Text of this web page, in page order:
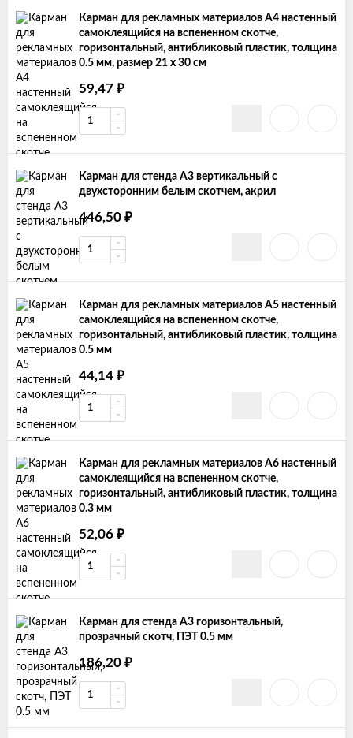
Карман для рекламных материалов А4 настенный
самоклеящийся на вспененном скотче,
горизонтальный, антибликовый пластик, толщина
0.5 мм, размер 21 х 30 см
59,47 ₽
Карман для стенда А3 вертикальный с
двухсторонним белым скотчем, акрил
446,50 ₽
Карман для рекламных материалов А5 настенный
самоклеящийся на вспененном скотче,
горизонтальный, антибликовый пластик, толщина
0.5 мм
44,14 ₽
Карман для рекламных материалов А6 настенный
самоклеящийся на вспененном скотче,
горизонтальный, антибликовый пластик, толщина
0.3 мм
52,06 ₽
Карман для стенда А3 горизонтальный,
прозрачный скотч, ПЭТ 0.5 мм
186,20 ₽